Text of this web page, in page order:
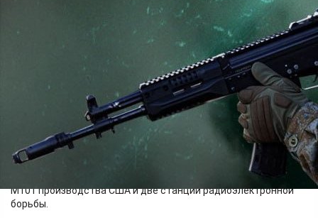
Подразделения группировки войск «Север» улучшили
тактическое положение. Нанесено поражение живой силе и
технике двух механизированных бригад ВСУ и двух бригад
теробороны в районе населённых пунктов Пустогород,
Вольная Слобода, Новая Сечь и Иволжанское Сумской
В Харьковской области нанесено поражение формированиям
двух механизированных, двух мотопехотных бригад, бригады
беспилотных систем ВСУ и двух бригад теробороны в районе
населённых пунктов Бугаевка, Рубежное, Котовка, Богодухов
и Белый Колодезь.
Противник потерял до 205 военнослужащих, боевую
бронированную машину, 10 автомобилей, 105-мм гаубицу
М101 производства США и две станции радиоэлектронной
борьбы.